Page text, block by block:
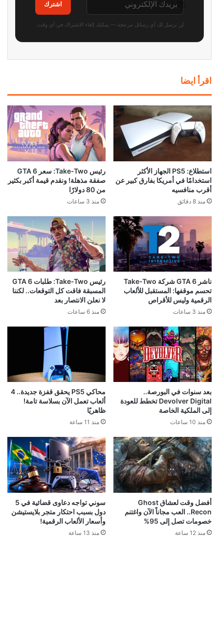
اشترك
لن نرسل لك أي رسائل مزعجة — يمكنك إلغاء الاشتراك في أي وقت.
اقرأ ايضا
استطلاع: PS5 الجهاز الأكثر
استخدامًا في أمريكا بفارق كبير عن
أقرب منافسيه
منذ 8 دقائق
رئيس Take-Two: سعر GTA 6
صفقة مذهلة! ونقدم قيمة أكبر بكثير
من 80 دولارًا
منذ 3 ساعات
ناشر GTA 6 شركة Take-Two
تحسم موقفها: المستقبل للألعاب
الرقمية وليس للأقراص
منذ 3 ساعات
رئيس Take-Two: طلبات GTA 6
المسبقة فاقت كل التوقعات.. لكننا
لا نعلن الانتصار بعد
منذ 6 ساعات
بعد سنوات في البورصة..
Devolver Digital تخطط للعودة
إلى الملكية الخاصة
منذ 10 ساعات
محاكي PS5 يحقق قفزة جديدة.. 4
ألعاب تعمل الآن بسلاسة تامة!
ظاهريًا
منذ 11 ساعة
أفضل وقت لعشاق Ghost
Recon.. العب مجاناً الآن واغتنم
خصومات تصل إلى 95%
منذ 12 ساعة
سوني تواجه دعاوى قضائية في 5
دول بسبب احتكار متجر بلايستيشن
وأسعار الألعاب الرقمية!
منذ 13 ساعة